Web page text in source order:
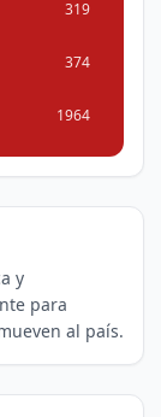
319
374
1964
y
para
al país.